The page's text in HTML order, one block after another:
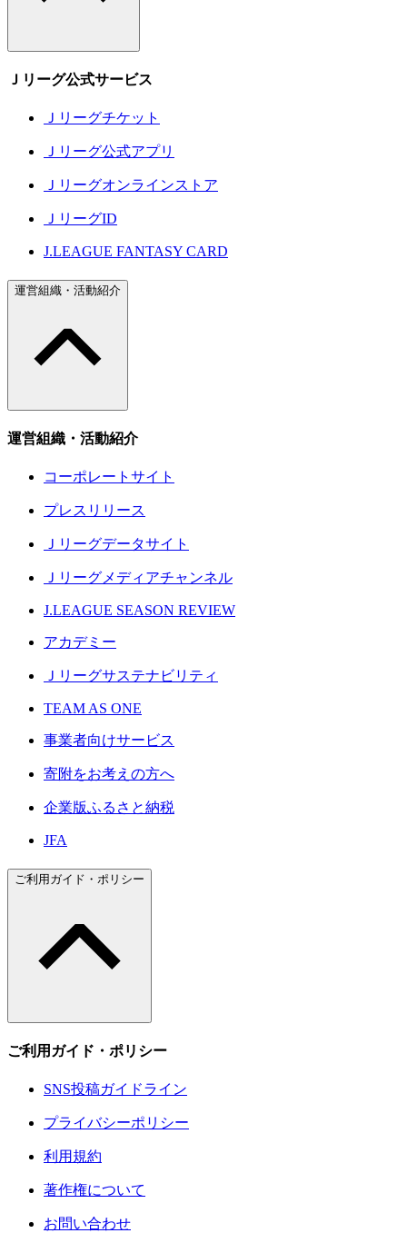
Ｊリーグ公式サービス
Ｊリーグチケット
Ｊリーグ公式アプリ
Ｊリーグオンラインストア
ＪリーグID
J.LEAGUE FANTASY CARD
運営組織・活動紹介
運営組織・活動紹介
コーポレートサイト
プレスリリース
Ｊリーグデータサイト
Ｊリーグメディアチャンネル
J.LEAGUE SEASON REVIEW
アカデミー
Ｊリーグサステナビリティ
TEAM AS ONE
事業者向けサービス
寄附をお考えの方へ
企業版ふるさと納税
JFA
ご利用ガイド・ポリシー
ご利用ガイド・ポリシー
SNS投稿ガイドライン
プライバシーポリシー
利用規約
著作権について
お問い合わせ